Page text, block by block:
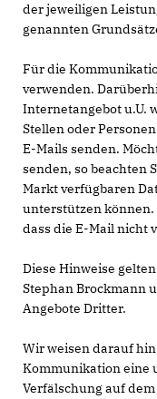
der jeweiligen
genannten
Für die
verwenden.
Internetangebot u.U.
Stellen oder
E-Mails senden.
senden, so beachten
Markt verfügbaren
unterstützen können.
dass die E-Mail nicht
Diese Hinweise
Stephan Brockmann
Angebote Dritter.
Wir weisen darauf
Kommunikation eine
Verfälschung auf